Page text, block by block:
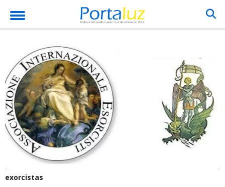
exorcistas